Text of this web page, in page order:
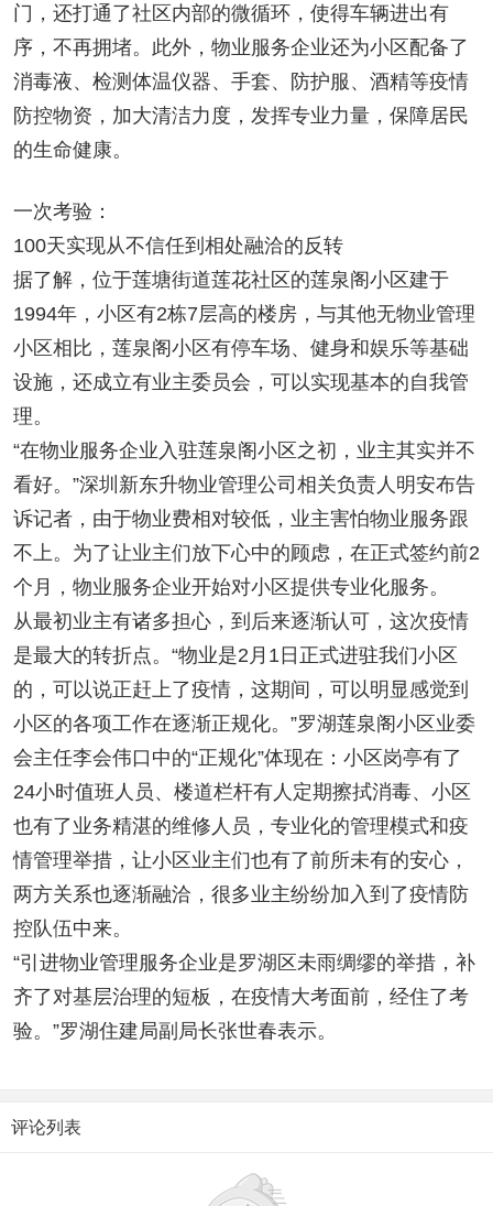
门，还打通了社区内部的微循环，使得车辆进出有
序，不再拥堵。此外，物业服务企业还为小区配备了
消毒液、检测体温仪器、手套、防护服、酒精等疫情
防控物资，加大清洁力度，发挥专业力量，保障居民
的生命健康。
一次考验：
100天实现从不信任到相处融洽的反转
据了解，位于莲塘街道莲花社区的莲泉阁小区建于
1994年，小区有2栋7层高的楼房，与其他无物业管理
小区相比，莲泉阁小区有停车场、健身和娱乐等基础
设施，还成立有业主委员会，可以实现基本的自我管
理。
“在物业服务企业入驻莲泉阁小区之初，业主其实并不
看好。”深圳新东升物业管理公司相关负责人明安布告
诉记者，由于物业费相对较低，业主害怕物业服务跟
不上。为了让业主们放下心中的顾虑，在正式签约前2
个月，物业服务企业开始对小区提供专业化服务。
从最初业主有诸多担心，到后来逐渐认可，这次疫情
是最大的转折点。“物业是2月1日正式进驻我们小区
的，可以说正赶上了疫情，这期间，可以明显感觉到
小区的各项工作在逐渐正规化。”罗湖莲泉阁小区业委
会主任李会伟口中的“正规化”体现在：小区岗亭有了
24小时值班人员、楼道栏杆有人定期擦拭消毒、小区
也有了业务精湛的维修人员，专业化的管理模式和疫
情管理举措，让小区业主们也有了前所未有的安心，
两方关系也逐渐融洽，很多业主纷纷加入到了疫情防
控队伍中来。
“引进物业管理服务企业是罗湖区未雨绸缪的举措，补
齐了对基层治理的短板，在疫情大考面前，经住了考
验。”罗湖住建局副局长张世春表示。
评论列表